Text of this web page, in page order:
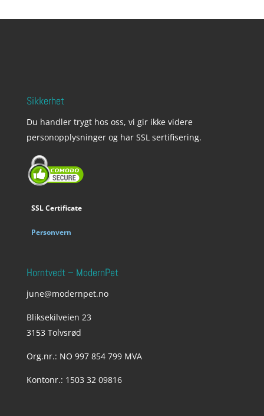
Sikkerhet
Du handler trygt hos oss, vi gir ikke videre
personopplysninger og har SSL sertifisering.
SSL Certificate
Personvern
Horntvedt – ModernPet
june@modernpet.no
Bliksekilveien 23
3153 Tolvsrød
Org.nr.: NO 997 854 799 MVA
Kontonr.: 1503 32 09816